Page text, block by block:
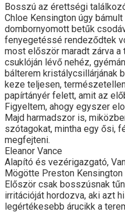
Bosszú az érettségi
Chloe Kensington úgy
dombornyomott betűk
fenyegetéssé rendeződtek
most először maradt zárva
csuklóján lévő nehéz,
bálterem kristálycsillárjának
keze teljesen,
papírtányér felett, amit az
Figyeltem, ahogy egyszer
Majd harmadszor is,
szótagokat, mintha egy ősi,
megfejteni.
Eleanor Vance
Alapító és vezérigazgató,
Mögötte Preston
Először csak bosszúsnak
irritációját hordozva, aki azt
legértékesebb árucikk a